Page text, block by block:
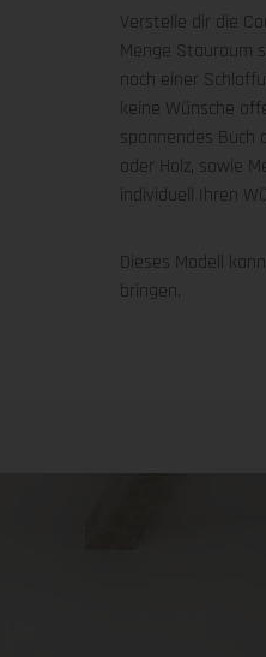
Verstelle dir die
Menge Stauraum
noch einer
keine Wünsche
spannendes Buch
oder Holz, sowie
individuell Ihren
Dieses Modell
bringen.